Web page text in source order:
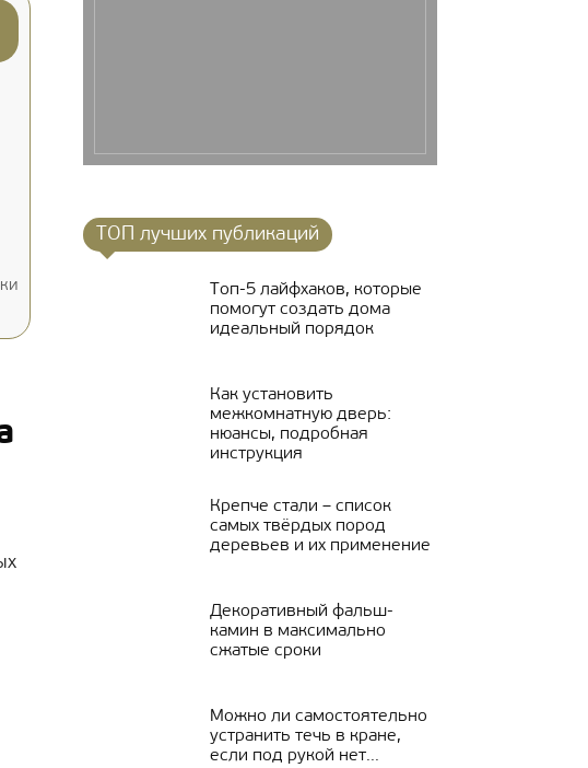
ТОП лучших публикаций
Топ-5 лайфхаков, которые
помогут создать дома
идеальный порядок
Как установить
межкомнатную дверь:
нюансы, подробная
инструкция
Крепче стали – список
самых твёрдых пород
деревьев и их применение
Декоративный фальш-
камин в максимально
сжатые сроки
Можно ли самостоятельно
устранить течь в кране,
если под рукой нет...